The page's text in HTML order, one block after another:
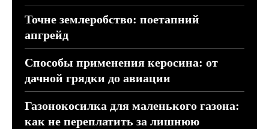
Точне землеробство: поетапний
апгрейд
Способы применения керосина: от
дачной грядки до авиации
Газонокосилка для маленького газона:
как не переплатить за лишнюю